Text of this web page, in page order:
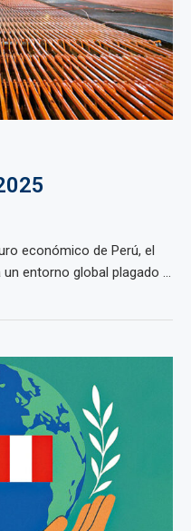
económico de Perú, el
entorno global plagado ...